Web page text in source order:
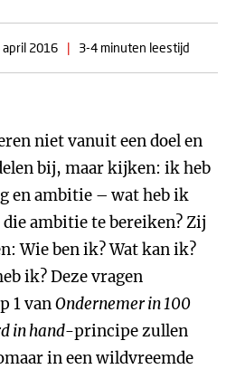
april 2016 | 3-4 minuten leestijd
niet vanuit een doel en
bij, maar kijken: ik heb
en ambitie – wat heb ik
ambitie te bereiken? Zij
Wie ben ik? Wat kan ik?
ik? Deze vragen
1 vanOndernemer in 100
in hand-principe zullen
in een wildvreemde